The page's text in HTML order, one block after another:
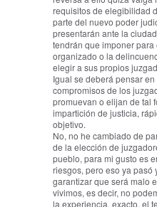
requisitos de elegibilidad
parte del nuevo poder
presentarán ante la
tendrán que imponer para
organizado o la
elegir a sus propios
Igual se deberá pensar
compromisos de los
promuevan o elijan de tal
impartición de justicia,
objetivo.
No, no he cambiado de
de la elección de
pueblo, para mi gusto es
riesgos, pero eso ya pasó
garantizar que será malo
vivimos, es decir, no
la experiencia, exacto, el